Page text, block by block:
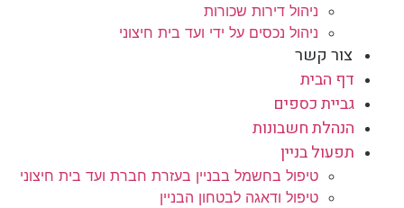
ניהול דירות שכורות
ניהול נכסים על ידי ועד בית חיצוני
צור קשר
דף הבית
גביית כספים
הנהלת חשבונות
תפעול בניין
טיפול בחשמל בבניין בעזרת חברת ועד בית חיצוני
טיפול ודאגה לבטחון הבניין